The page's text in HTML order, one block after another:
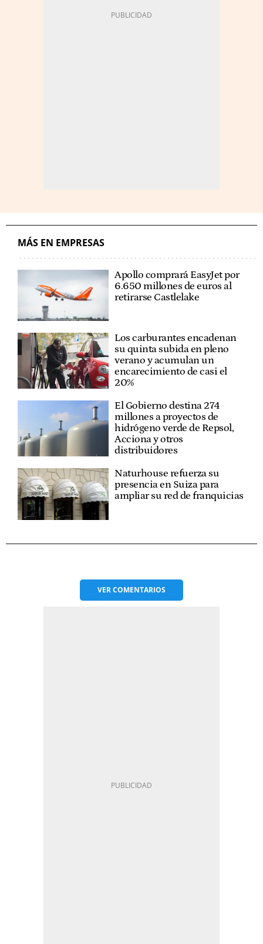
MÁS EN EMPRESAS
Apollo comprará EasyJet por
6.650 millones de euros al
retirarse Castlelake
Los carburantes encadenan
su quinta subida en pleno
verano y acumulan un
encarecimiento de casi el
20%
El Gobierno destina 274
millones a proyectos de
hidrógeno verde de Repsol,
Acciona y otros
distribuidores
Naturhouse refuerza su
presencia en Suiza para
ampliar su red de franquicias
VERCOMENTARIOS